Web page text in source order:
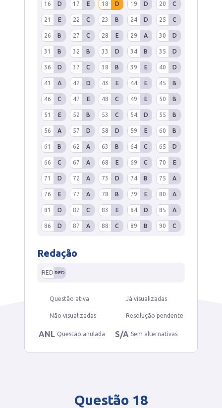
16 D 17 E 18 D 19 D 20 C
21 E 22 C 23 B 24 D 25 C
26 B 27 C 28 E 29 A 30 D
31 B 32 B 33 D 34 B 35 D
36 D 37 C 38 B 39 E 40 D
41 A 42 D 43 E 44 E 45 B
46 C 47 E 48 C 49 E 50 B
51 E 52 B 53 C 54 D 55 B
56 A 57 D 58 D 59 E 60 B
61 B 62 A 63 B 64 C 65 D
66 C 67 A 68 E 69 C 70 E
71 D 72 A 73 D 74 B 75 A
76 E 77 A 78 B 79 E 80 A
81 D 82 C 83 E 84 D 85 A
86 D 87 A 88 C 89 B 90 C
Redação
RED RED
Questão ativa Já visualizadas
Não visualizadas Resolução pendente
ANL Questão anulada S/A Sem alternativas
Questão 18